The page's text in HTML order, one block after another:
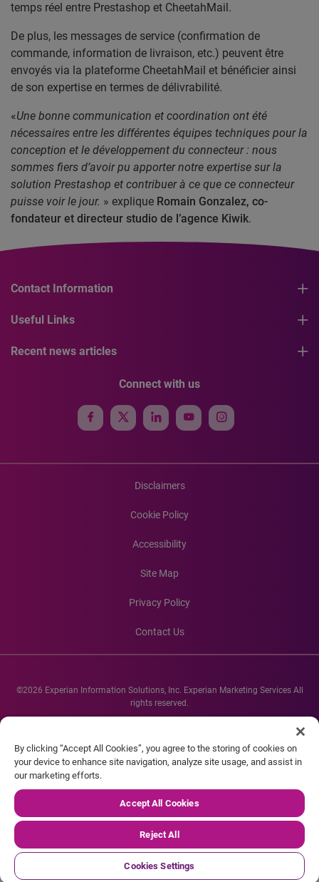
temps réel entre Prestashop et CheetahMail.
De plus, les messages de service (confirmation de
commande, information de livraison, etc.) peuvent être
envoyés via la plateforme CheetahMail et bénéficier ainsi
de son expertise en termes de délivrabilité.
«Une bonne communication et coordination ont été
nécessaires entre les différentes équipes techniques pour la
conception et le développement du connecteur : nous
sommes fiers d’avoir pu apporter notre expertise sur la
solution Prestashop et contribuer à ce que ce connecteur
puisse voir le jour. » explique Romain Gonzalez, co-
fondateur et directeur studio de l’agence Kiwik.
Contact Information
Useful Links
Recent news articles
Connect with us
Disclaimers
Cookie Policy
Accessibility
Site Map
Privacy Policy
Contact Us
©2026 Experian Information Solutions, Inc. Experian Marketing Services All
rights reserved.
Experian and the Experian marks used herein are service marks or registered
company names mentioned herein are the property of their respective
owners.
By clicking “Accept All Cookies”, you agree to the storing of cookies on
your device to enhance site navigation, analyze site usage, and assist in
our marketing efforts.
Accept All Cookies
Reject All
Cookies Settings